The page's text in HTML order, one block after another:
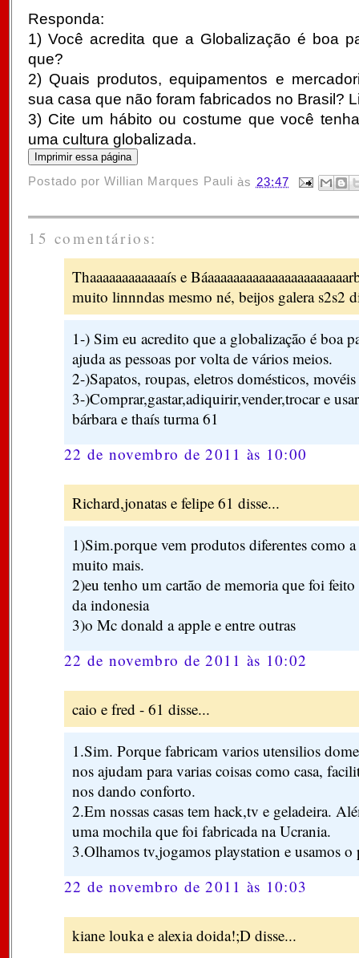
Responda:
1) Você acredita que a Globalização é boa
que?
2) Quais produtos, equipamentos e
sua casa que não foram fabricados no Brasil?
3) Cite um hábito ou costume que você
uma cultura globalizada.
Postado porWillian Marques Pauli às 23:47
15 comentários:
Thaaaaaaaaaaaaís e
muito linnndas mesmo né, beijos galera s2s2
1-) Sim eu acredito que a globalização é boa
ajuda as pessoas por volta de vários meios.
2-)Sapatos, roupas, eletros domésticos,
3-)Comprar,gastar,adiquirir,vender,trocar e
bárbara e thaís turma 61
22 de novembro de 2011 às 10:00
Richard,jonatas e felipe 61 disse...
1)Sim.porque vem produtos diferentes como
muito mais.
2)eu tenho um cartão de memoria que foi
da indonesia
3)o Mc donald a apple e entre outras
22 de novembro de 2011 às 10:02
caio e fred - 61 disse...
1.Sim. Porque fabricam varios utensilios
nos ajudam para varias coisas como casa,
nos dando conforto.
2.Em nossas casas tem hack,tv e geladeira.
uma mochila que foi fabricada na Ucrania.
3.Olhamos tv,jogamos playstation e usamos o
22 de novembro de 2011 às 10:03
kiane louka e alexia doida!;D disse...